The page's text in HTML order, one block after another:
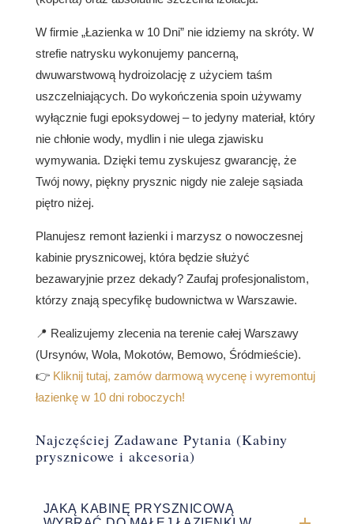
W firmie „Łazienka w 10 Dni” nie idziemy na skróty. W
strefie natrysku wykonujemy pancerną,
dwuwarstwową hydroizolację z użyciem taśm
uszczelniających. Do wykończenia spoin używamy
wyłącznie fugi epoksydowej – to jedyny materiał, który
nie chłonie wody, mydlin i nie ulega zjawisku
wymywania. Dzięki temu zyskujesz gwarancję, że
Twój nowy, piękny prysznic nigdy nie zaleje sąsiada
piętro niżej.
Planujesz remont łazienki i marzysz o nowoczesnej
kabinie prysznicowej, która będzie służyć
bezawaryjnie przez dekady? Zaufaj profesjonalistom,
którzy znają specyfikę budownictwa w Warszawie.
📍 Realizujemy zlecenia na terenie całej Warszawy
(Ursynów, Wola, Mokotów, Bemowo, Śródmieście).
👉 Kliknij tutaj, zamów darmową wycenę i wyremontuj
łazienkę w 10 dni roboczych!
Najczęściej Zadawane Pytania (Kabiny
prysznicowe i akcesoria)
JAKĄ KABINĘ PRYSZNICOWĄ